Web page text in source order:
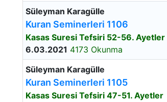
Süleyman Karagülle
Kuran Seminerleri 1106
Kasas Suresi Tefsiri 52-56. Ayetler
6.03.2021 4173 Okunma
Süleyman Karagülle
Kuran Seminerleri 1105
Kasas Suresi Tefsiri 47-51. Ayetler